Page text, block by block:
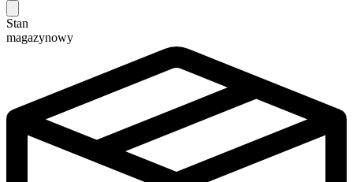
Stan
magazynowy